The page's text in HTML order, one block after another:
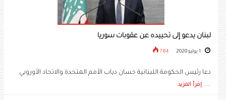
لبنان يدعو إلى تحييده عن عقوبات سوريا
784
دعا رئيس الحكومة اللبنانية حسان دياب الأمم المتحدة والاتحاد الأوروبي
..... إقرأ المزيد